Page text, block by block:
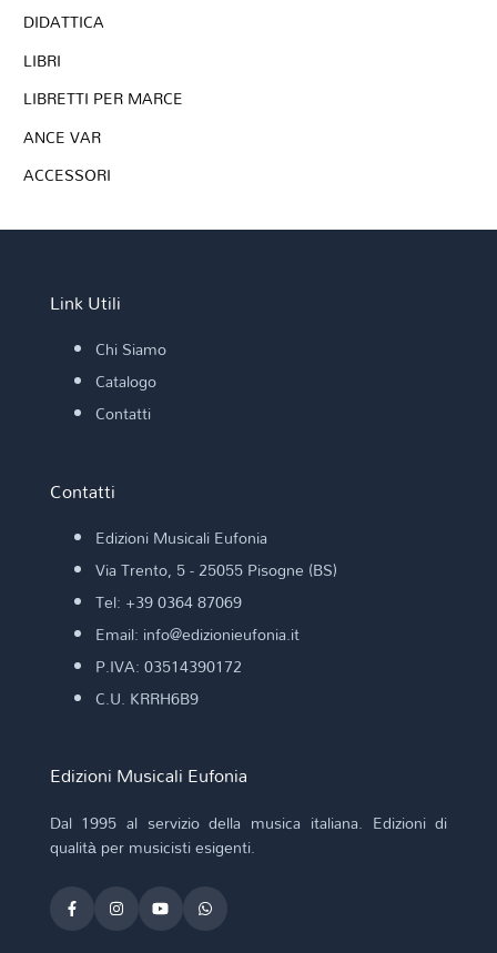
DIDATTICA
LIBRI
LIBRETTI PER MARCE
ANCE VAR
ACCESSORI
Link Utili
Chi Siamo
Catalogo
Contatti
Contatti
Edizioni Musicali Eufonia
Via Trento, 5 - 25055 Pisogne (BS)
Tel: +39 0364 87069
Email: info@edizionieufonia.it
P.IVA: 03514390172
C.U. KRRH6B9
Edizioni Musicali Eufonia
Dal 1995 al servizio della musica italiana. Edizioni di
qualità per musicisti esigenti.